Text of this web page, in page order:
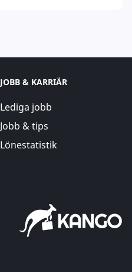
JOBB & KARRIÄR
Lediga jobb
Jobb & tips
Lönestatistik